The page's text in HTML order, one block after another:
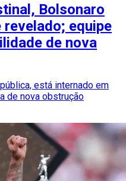
Bolsonaro
equipe
de nova
está internado em
de nova obstrução